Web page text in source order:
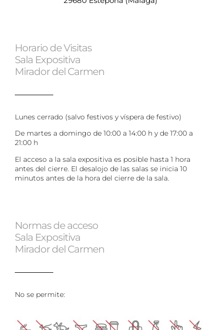
Horario de Visitas
Sala Expositiva
Mirador del Carmen
Lunes cerrado (salvo festivos y víspera de festivo)
De martes a domingo de 10:00 a 14:00 h y de 17:00 a
21:00 h
El acceso a la sala expositiva es posible hasta 1 hora
antes del cierre. El desalojo de las salas se inicia 10
minutos antes de la hora del cierre de la sala.
Normas de acceso
Sala Expositiva
Mirador del Carmen​
No se permite: